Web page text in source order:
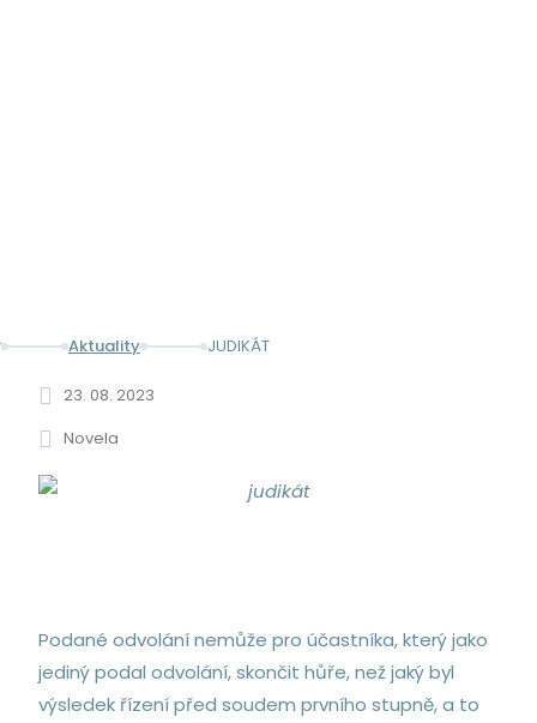
Aktuality JUDIKÁT
23. 08. 2023
Novela
Podané odvolání nemůže pro účastníka, který jako
jediný podal odvolání, skončit hůře, než jaký byl
výsledek řízení před soudem prvního stupně, a to